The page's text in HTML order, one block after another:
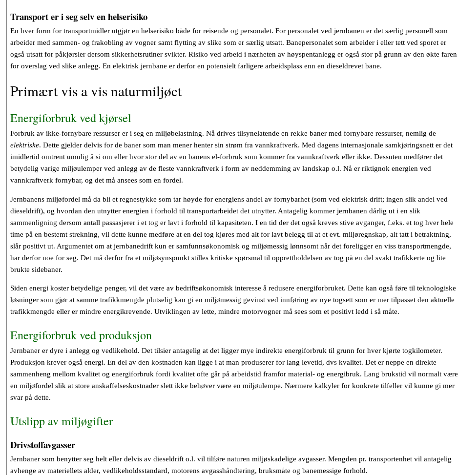
Transport er i seg selv en helserisiko
En hver form for transportmidler utgjør en helserisiko både for reisende og personalet. For personalet ved jernbanen er det særlig personell som
arbeider med sammen- og frakobling av vogner samt flytting av slike som er særlig utsatt. Banepersonalet som arbeider i eller tett ved sporet er
også utsatt for påkjørsler dersom sikkerhetsrutiner svikter. Risiko ved arbeid i nærheten av høyspentanlegg er også stor på grunn av den økte faren
for overslag ved slike anlegg. En elektrisk jernbane er derfor en potensielt farligere arbeidsplass enn en dieseldrevet bane.
Primært vis a vis naturmiljøet
Energiforbruk ved kjørsel
Forbruk av ikke-fornybare ressurser er i seg en miljøbelastning. Nå drives tilsynelatende en rekke baner med fornybare ressurser, nemlig de
elektriske. Dette gjelder delvis for de baner som man mener henter sin strøm fra vannkraftverk. Med dagens internasjonale samkjøringsnett er det
imidlertid omtrent umulig å si om eller hvor stor del av en banens el-forbruk som kommer fra vannkraftverk eller ikke. Dessuten medfører det
betydelig varige miljøulemper ved anlegg av de fleste vannkraftverk i form av neddemming av landskap o.l. Nå er riktignok energien ved
vannkraftverk fornybar, og det må ansees som en fordel.
Jernbanens miljøfordel må da bli et regnestykke som tar høyde for energiens andel av fornybarhet (som ved elektrisk drift; ingen slik andel ved
dieseldrift), og hvordan den utnytter energien i forhold til transportarbeidet det utnytter. Antagelig kommer jernbanen dårlig ut i en slik
sammenligning dersom antall passasjerer i et tog er lavt i forhold til kapasiteten. I en tid der det også kreves stive avganger, f.eks. et tog hver hele
time på en bestemt strekning, vil dette kunne medføre at en del tog kjøres med alt for lavt belegg til at et evt. miljøregnskap, alt tatt i betraktning,
slår positivt ut. Argumentet om at jernbanedrift kun er samfunnsøkonomisk og miljømessig lønnsomt når det foreligger en viss transportmengde,
har derfor noe for seg. Det må derfor fra et miljøsynspunkt stilles kritiske spørsmål til opprettholdelsen av tog på en del svakt trafikkerte og lite
brukte sidebaner.
Siden energi koster betydelige penger, vil det være av bedriftsøkonomisk interesse å redusere energiforbruket. Dette kan også føre til teknologiske
løsninger som gjør at samme trafikkmengde plutselig kan gi en miljømessig gevinst ved innføring av nye togsett som er mer tilpasset den aktuelle
trafikkmengde eller er mindre energikrevende. Utviklingen av lette, mindre motorvogner må sees som et positivt ledd i så måte.
Energiforbruk ved produksjon
Jernbaner er dyre i anlegg og vedlikehold. Det tilsier antagelig at det ligger mye indirekte energiforbruk til grunn for hver kjørte togkilometer.
Produksjon krever også energi. En del av den kostnaden kan ligge i at man produserer for lang levetid, dvs kvalitet. Det er neppe en direkte
sammenheng mellom kvalitet og energiforbruk fordi kvalitet ofte går på arbeidstid framfor material- og energibruk. Lang brukstid vil normalt være
en miljøfordel slik at store anskaffelseskostnader slett ikke behøver være en miljøulempe. Nærmere kalkyler for konkrete tilfeller vil kunne gi mer
svar på dette.
Utslipp av miljøgifter
Drivstoffavgasser
Jernbaner som benytter seg helt eller delvis av dieseldrift o.l. vil tilføre naturen miljøskadelige avgasser. Mengden pr. transportenhet vil antagelig
avhenge av materiellets alder, vedlikeholdsstandard, motorens avgasshåndtering, bruksmåte og banemessige forhold.